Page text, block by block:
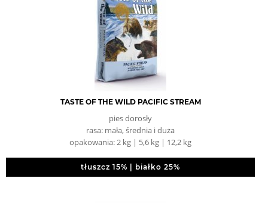
TASTE OF THE WILD PACIFIC STREAM
pies dorosły
rasa: mała, średnia i duża
opakowania: 2 kg | 5,6 kg | 12,2 kg
tłuszcz 15% | białko 25%